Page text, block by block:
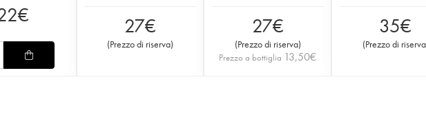
€ 27€
(Prezzo di riserva)
27€
(Prezzo di riserva)
Prezzo a bottiglia 13,50€
35€
(Prezzo di riserva